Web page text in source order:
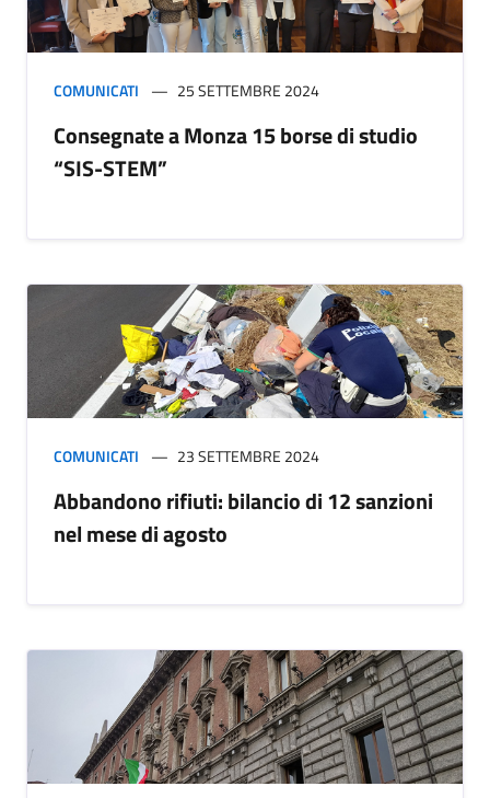
COMUNICATI 25 SETTEMBRE 2024
Consegnate a Monza 15 borse di studio
“SIS-STEM”
COMUNICATI 23 SETTEMBRE 2024
Abbandono rifiuti: bilancio di 12 sanzioni
nel mese di agosto